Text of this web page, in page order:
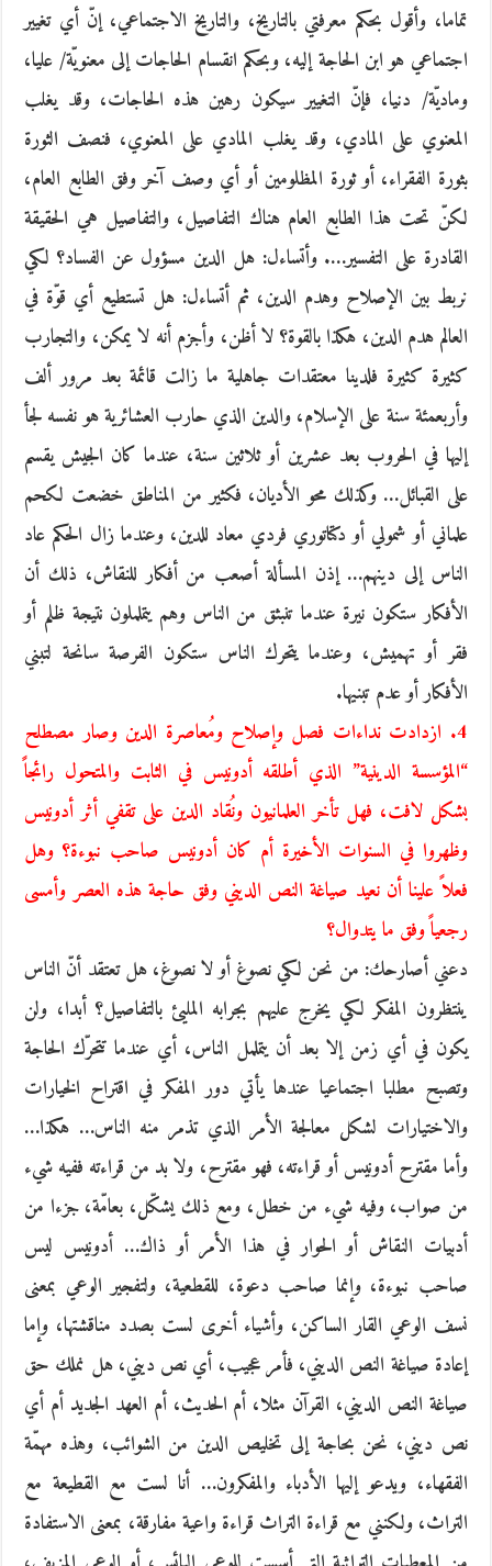
تماما، وأقول بحكم معرفتي بالتاريخ، والتاريخ الاجتماعي، إنّ أي تغيير
اجتماعي هو ابن الحاجة إليه، وبحكم انقسام الحاجات إلى معنويّة/ عليا،
وماديّة/ دنيا، فإنّ التغيير سيكون رهين هذه الحاجات، وقد يغلب
المعنوي على المادي، وقد يغلب المادي على المعنوي، فنصف الثورة
بثورة الفقراء، أو ثورة المظلومين أو أي وصف آخر وفق الطابع العام،
لكنّ تحت هذا الطابع العام هناك التفاصيل، والتفاصيل هي الحقيقة
القادرة على التفسير…. وأتساءل: هل الدين مسؤول عن الفساد؟ لكي
نربط بين الإصلاح وهدم الدين، ثم أتساءل: هل تستطيع أي قوّة في
العالم هدم الدين، هكذا بالقوة؟ لا أظن، وأجزم أنه لا يمكن، والتجارب
كثيرة كثيرة فلدينا معتقدات جاهلية ما زالت قائمة بعد مرور ألف
وأربعمئة سنة على الإسلام، والدين الذي حارب العشائرية هو نفسه لجأ
إليها في الحروب بعد عشرين أو ثلاثين سنة، عندما كان الجيش يقسم
على القبائل… وكذلك محو الأديان، فكثير من المناطق خضعت لكحم
علماني أو شمولي أو دكتاتوري فردي معاد للدين، وعندما زال الحكم عاد
الناس إلى دينهم… إذن المسألة أصعب من أفكار للنقاش، ذلك أن
الأفكار ستكون نيرة عندما تنبثق من الناس وهم يتململون نتيجة ظلم أو
فقر أو تهميش، وعندما يتحرك الناس ستكون الفرصة سانحة لتبني
الأفكار أو عدم تبنيها.
4. ازدادت نداءات فصل وإصلاح ومُعاصرة الدين وصار مصطلح
“المؤسسة الدينية” الذي أطلقه أدونيس في الثابت والمتحول رائجاً
بشكل لافت، فهل تأخر العلمانيون ونُقاد الدين على تقفي أثر أدونيس
وظهروا في السنوات الأخيرة أم كان أدونيس صاحب نبوءة؟ وهل
فعلاً علينا أن نعيد صياغة النص الديني وفق حاجة هذه العصر وأمسى
رجعياً وفق ما يتدوال؟
دعني أصارحك: من نحن لكي نصوغ أو لا نصوغ، هل تعتقد أنّ الناس
ينتظرون المفكر لكي يخرج عليهم بجرابه المليئ بالتفاصيل؟ أبدا، ولن
يكون في أي زمن إلا بعد أن يتململ الناس، أي عندما تتحرّك الحاجة
وتصبح مطلبا اجتماعيا عندها يأتي دور المفكر في اقتراح الخيارات
والاختيارات لشكل معالجة الأمر الذي تذمر منه الناس… هكذا…
وأما مقترح أدونيس أو قراءته، فهو مقترح، ولا بد من قراءته ففيه شيء
من صواب، وفيه شيء من خطل، ومع ذلك يشكّل، بعامّة، جزءا من
أدبيات النقاش أو الحوار في هذا الأمر أو ذاك… أدونيس ليس
صاحب نبوءة، وإنما صاحب دعوة، للقطعية، ولتفجير الوعي بمعنى
نسف الوعي القار الساكن، وأشياء أخرى لست بصدد مناقشتها، وإما
إعادة صياغة النص الديني، فأمر عجيب، أي نص ديني، هل نملك حق
صياغة النص الديني، القرآن مثلا، أم الحديث، أم العهد الجديد أم أي
نص ديني، نحن بحاجة إلى تخليص الدين من الشوائب، وهذه مهمّة
الفقهاء، ويدعو إليها الأدباء والمفكرون… أنا لست مع القطيعة مع
التراث، ولكنني مع قراءة التراث قراءة واعية مفارقة، بمعنى الاستفادة